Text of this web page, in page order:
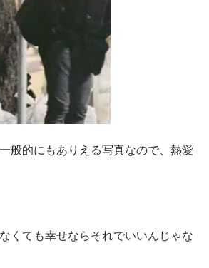
般的にもありえる写真なので、熱愛
くても幸せならそれでいいんじゃな